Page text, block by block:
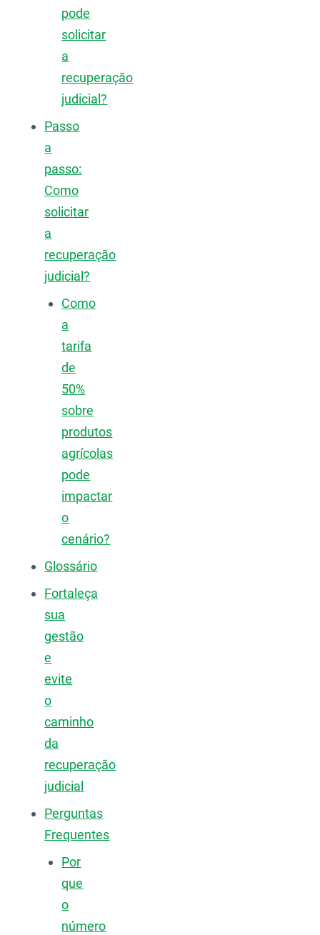
pode
solicitar
a
recuperação
judicial?
Passo
a
passo:
Como
solicitar
a
recuperação
judicial?
Como
a
tarifa
de
50%
sobre
produtos
agrícolas
pode
impactar
o
cenário?
Glossário
Fortaleça
sua
gestão
e
evite
o
caminho
da
recuperação
judicial
Perguntas
Frequentes
Por
que
o
número